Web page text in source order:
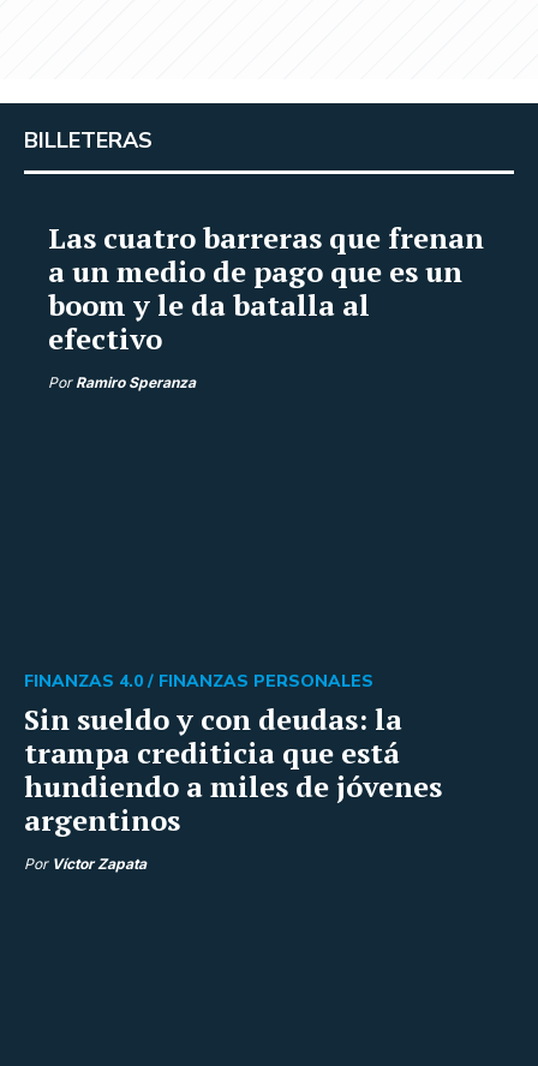
BILLETERAS
Las cuatro barreras que frenan
a un medio de pago que es un
boom y le da batalla al
efectivo
Por Ramiro Speranza
Sin sueldo y con deudas: la
trampa crediticia que está
hundiendo a miles de jóvenes
argentinos
FINANZAS 4.0 / FINANZAS PERSONALES
Por Víctor Zapata